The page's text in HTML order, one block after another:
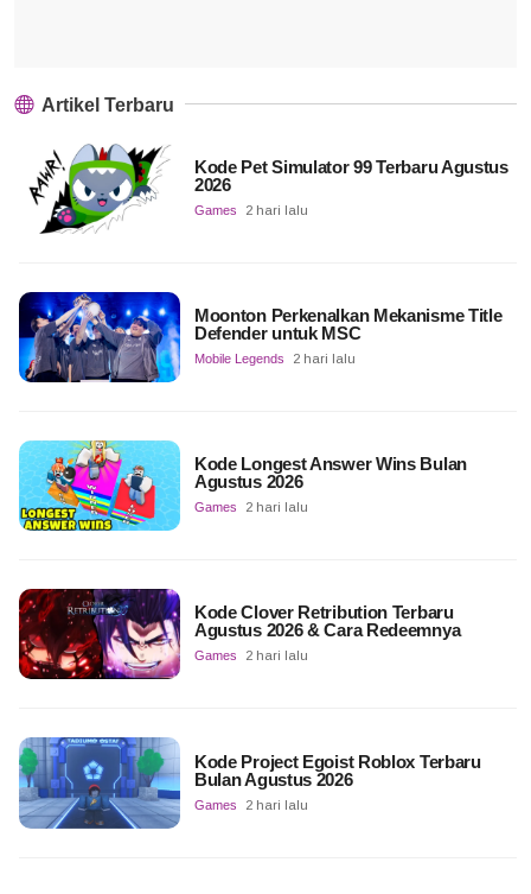
Artikel Terbaru
Kode Pet Simulator 99 Terbaru Agustus
2026
Games 2 hari lalu
Moonton Perkenalkan Mekanisme Title
Defender untuk MSC
Mobile Legends 2 hari lalu
Kode Longest Answer Wins Bulan
Agustus 2026
Games 2 hari lalu
Kode Clover Retribution Terbaru
Agustus 2026 & Cara Redeemnya
Games 2 hari lalu
Kode Project Egoist Roblox Terbaru
Bulan Agustus 2026
Games 2 hari lalu